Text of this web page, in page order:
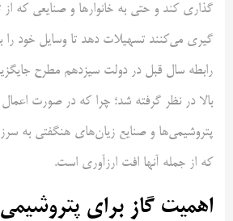
گذاری کند و حتی به خانوارها و صنایعی که
گیری می‌کنند تسهیلات دهد تا وسایل خود را
رابطه سال قبل در دولت سیزدهم مطرح
بالا در نظر گرفته شد؛ چرا که در صورت
پتروشیمی‌ها و صنایع زیان‌های هنگفتی به
که از جمله آنها افت ارزآوری است.
اهمیت گاز برای